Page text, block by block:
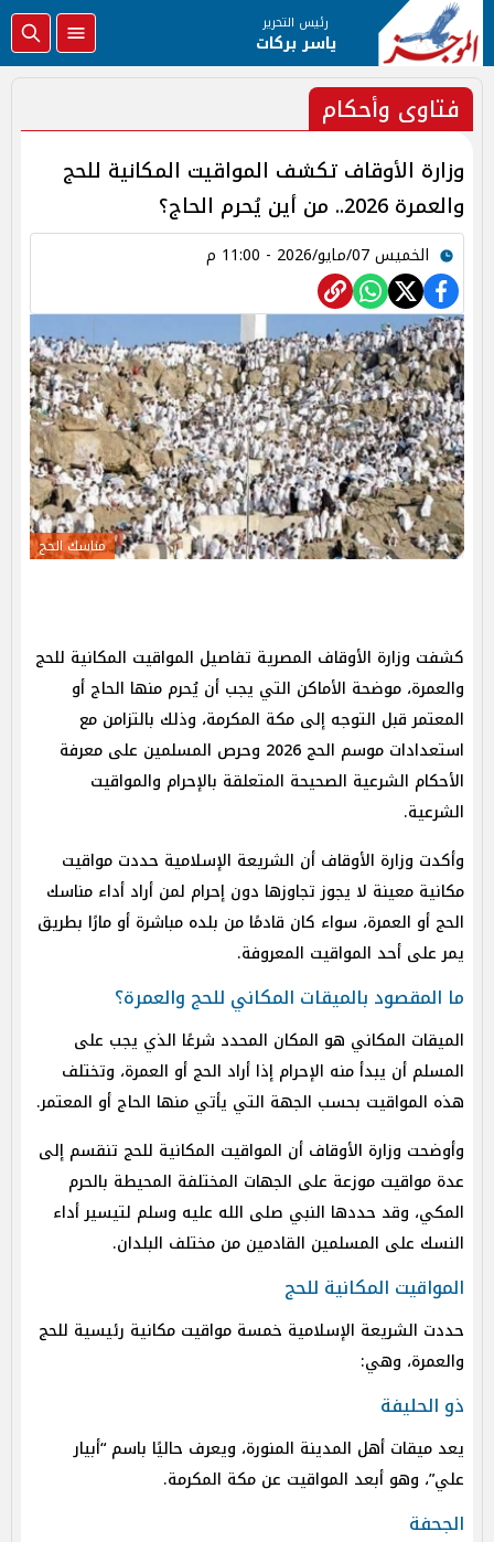
رئيس التحرير
ياسر بركات
فتاوى وأحكام
وزارة الأوقاف تكشف المواقيت المكانية للحج
والعمرة 2026.. من أين يُحرم الحاج؟
الخميس 07/مايو/2026 - 11:00 م
مناسك الحج
كشفت وزارة الأوقاف المصرية تفاصيل المواقيت المكانية للحج
والعمرة، موضحة الأماكن التي يجب أن يُحرم منها الحاج أو
المعتمر قبل التوجه إلى مكة المكرمة، وذلك بالتزامن مع
استعدادات موسم الحج 2026 وحرص المسلمين على معرفة
الأحكام الشرعية الصحيحة المتعلقة بالإحرام والمواقيت
الشرعية.
وأكدت وزارة الأوقاف أن الشريعة الإسلامية حددت مواقيت
مكانية معينة لا يجوز تجاوزها دون إحرام لمن أراد أداء مناسك
الحج أو العمرة، سواء كان قادمًا من بلده مباشرة أو مارًا بطريق
يمر على أحد المواقيت المعروفة.
ما المقصود بالميقات المكاني للحج والعمرة؟
الميقات المكاني هو المكان المحدد شرعًا الذي يجب على
المسلم أن يبدأ منه الإحرام إذا أراد الحج أو العمرة، وتختلف
هذه المواقيت بحسب الجهة التي يأتي منها الحاج أو المعتمر.
وأوضحت وزارة الأوقاف أن المواقيت المكانية للحج تنقسم إلى
عدة مواقيت موزعة على الجهات المختلفة المحيطة بالحرم
المكي، وقد حددها النبي صلى الله عليه وسلم لتيسير أداء
النسك على المسلمين القادمين من مختلف البلدان.
المواقيت المكانية للحج
حددت الشريعة الإسلامية خمسة مواقيت مكانية رئيسية للحج
والعمرة، وهي:
ذو الحليفة
يعد ميقات أهل المدينة المنورة، ويعرف حاليًا باسم “أبيار
علي”، وهو أبعد المواقيت عن مكة المكرمة.
الجحفة